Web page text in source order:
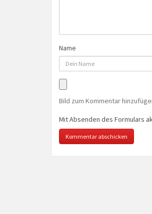
Name
Bild zum Kommentar
Mit Absenden des Formulars